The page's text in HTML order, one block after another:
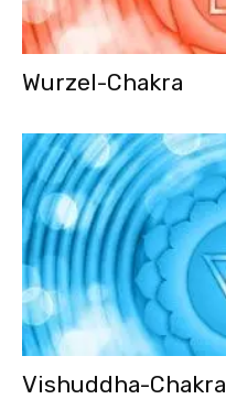
Wurzel-Chakra
Vishuddha-Chakra